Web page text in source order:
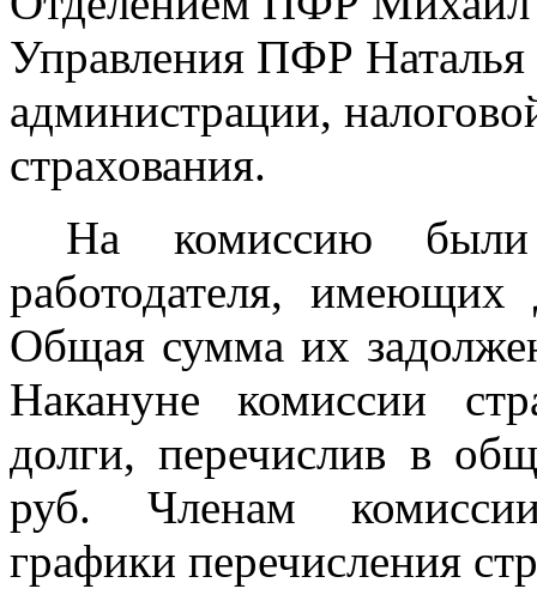
Управления ПФР Наталья
администрации,
страхования.
На комиссию
работодателя,
Общая сумма их
Накануне комиссии
долги, перечислив в
руб. Членам комиссии
графики перечисления